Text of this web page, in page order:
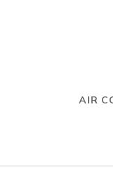
AIR